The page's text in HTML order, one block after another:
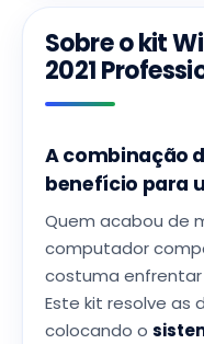
Sobre o kit
2021
A combinação
benefício para
Quem acabou de
computador
costuma enfrentar
Este kit resolve as
colocando o